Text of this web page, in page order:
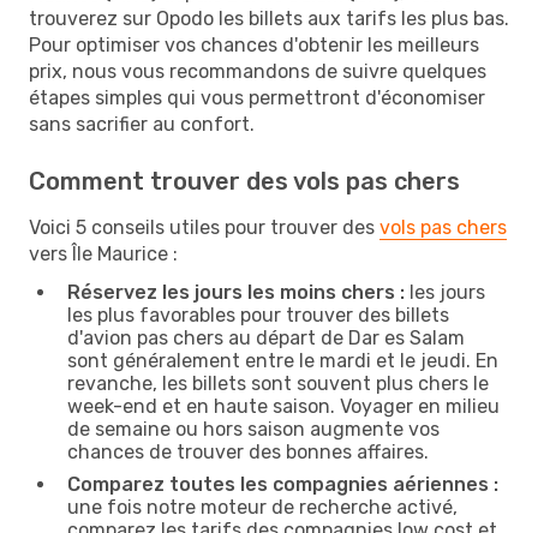
trouverez sur Opodo les billets aux tarifs les plus bas.
Pour optimiser vos chances d'obtenir les meilleurs
prix, nous vous recommandons de suivre quelques
étapes simples qui vous permettront d'économiser
sans sacrifier au confort.
Comment trouver des vols pas chers
Voici 5 conseils utiles pour trouver des vols pas chers
vers Île Maurice :
Réservez les jours les moins chers : les jours
les plus favorables pour trouver des billets
d'avion pas chers au départ de Dar es Salam
sont généralement entre le mardi et le jeudi. En
revanche, les billets sont souvent plus chers le
week-end et en haute saison. Voyager en milieu
de semaine ou hors saison augmente vos
chances de trouver des bonnes affaires.
Comparez toutes les compagnies aériennes :
une fois notre moteur de recherche activé,